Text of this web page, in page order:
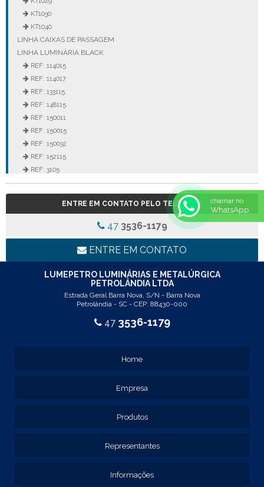
KT1030
KT1040
LINHA CAIXAS DE PASSAGEM
LINHA LUMINÁRIA BLACK
REF: 114015
REF: 114017
REF: 133115
REF: 148115
REF: 150011
REF: 150015
REF: 150032
REF: 152115
REF: 3105
REF: 3106
REF: 5105
LINHA LUMINÁRIA COMERCIAL DE EMBUTIR
REF: 102005
REF: 103005
REF: 105015
ENTRE EM CONTATO PELO TELEFONE
47 3536-1179
ENTRE EM CONTATO
LUMEPETRO LUMINÁRIAS E METALÚRGICA
PETROLÂNDIA LTDA
Estrada Geral Barra Nova, S/N - Barra Nova
Petrolândia - SC - CEP: 88430-000
47 3536-1179
Home
Empresa
Produtos
Representantes
Informações
chamar no
WhatsApp